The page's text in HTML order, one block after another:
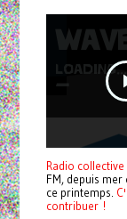
Radio
FM, depuis
ce printemps.
contribuer !